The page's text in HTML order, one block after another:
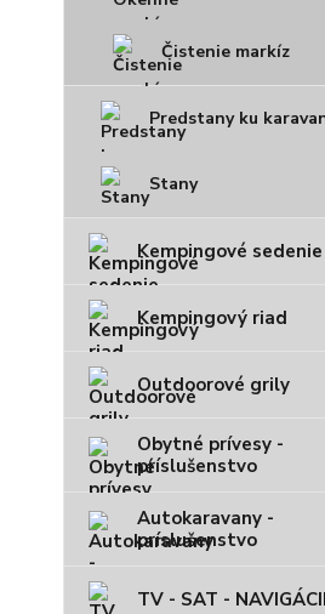
Čistenie markíz
Predstany ku
Stany
Kempingové sedenie
Kempingový riad
Outdoorové grily
Obytné prívesy -
príslušenstvo
Autokaravany -
príslušenstvo
TV - SAT -